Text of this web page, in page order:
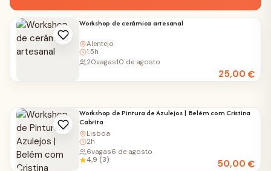
Workshop de cerâmica artesanal
Alentejo
1.5h
25,00€
20vagas10 de agosto
Workshop de Pintura de Azulejos | Belém com Cristina
Cabrita
Lisboa
2h
50,00€
6vagas6 de agosto
4,9 (3)